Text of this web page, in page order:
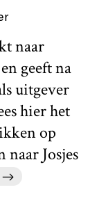
naar
geeft na
uitgever
hier het
op
Josjes